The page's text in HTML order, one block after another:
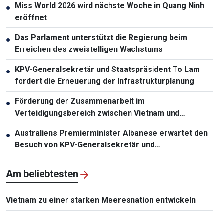
● Miss World 2026 wird nächste Woche in Quang Ninh
eröffnet
● Das Parlament unterstützt die Regierung beim
Erreichen des zweistelligen Wachstums
● KPV-Generalsekretär und Staatspräsident To Lam
fordert die Erneuerung der Infrastrukturplanung
● Förderung der Zusammenarbeit im
Verteidigungsbereich zwischen Vietnam und
Malaysia
● Australiens Premierminister Albanese erwartet den
Besuch von KPV-Generalsekretär und
Staatspräsident To Lam
Am beliebtesten
Vietnam zu einer starken Meeresnation entwickeln